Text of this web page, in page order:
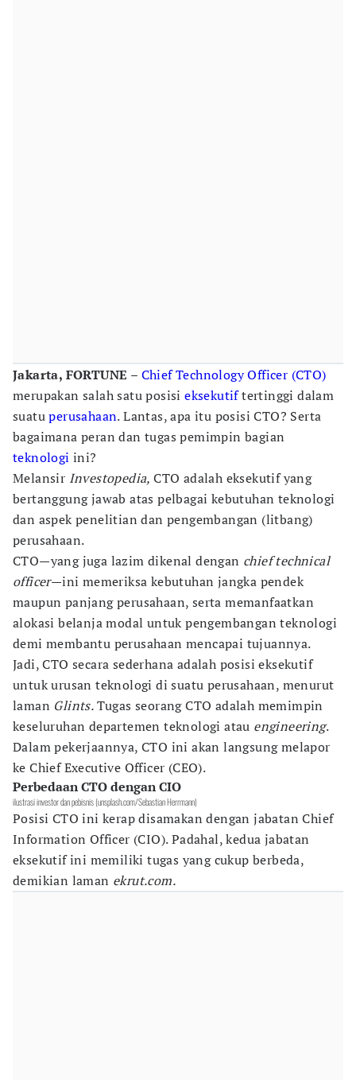
Jakarta, FORTUNE – Chief Technology Officer (CTO)
merupakan salah satu posisieksekutiftertinggi dalam
suatuperusahaan. Lantas, apa itu posisi CTO? Serta
bagaimana peran dan tugas pemimpin bagian
teknologi ini?
Melansir Investopedia,CTO adalah eksekutif yang
bertanggung jawab atas pelbagai kebutuhan teknologi
dan aspek penelitian dan pengembangan (litbang)
perusahaan.
CTO—yang juga lazim dikenal dengan chief technical
officer—ini memeriksa kebutuhan jangka pendek
maupun panjang perusahaan, serta memanfaatkan
alokasi belanja modal untuk pengembangan teknologi
demi membantu perusahaan mencapai tujuannya.
Jadi, CTO secara sederhana adalah posisi eksekutif
untuk urusan teknologi di suatu perusahaan, menurut
laman Glints.Tugas seorang CTO adalah memimpin
keseluruhan departemen teknologi atau engineering.
Dalam pekerjaannya, CTO ini akan langsung melapor
ke Chief Executive Officer (CEO).
Perbedaan CTO dengan CIO
ilustrasi investor dan pebisnis (unsplash.com/Sebastian Herrmann)
Posisi CTO ini kerap disamakan dengan jabatan Chief
Information Officer (CIO). Padahal, kedua jabatan
eksekutif ini memiliki tugas yang cukup berbeda,
demikian laman ekrut.com.